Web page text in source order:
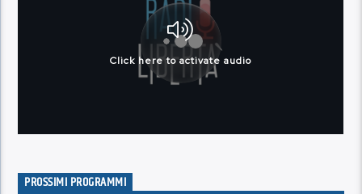
PROSSIMI PROGRAMMI